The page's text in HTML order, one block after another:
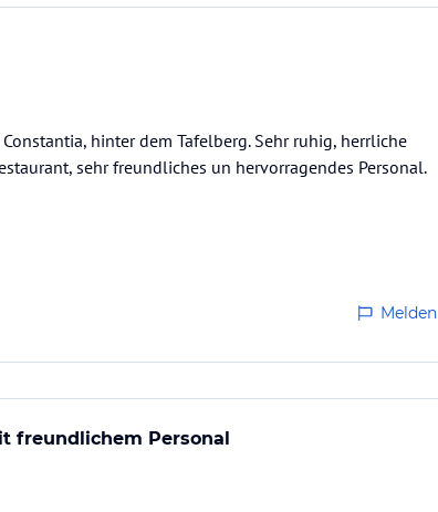
hinter dem Tafelberg. Sehr ruhig, herrliche
sehr freundliches un hervorragendes Personal.
Melden
freundlichem Personal